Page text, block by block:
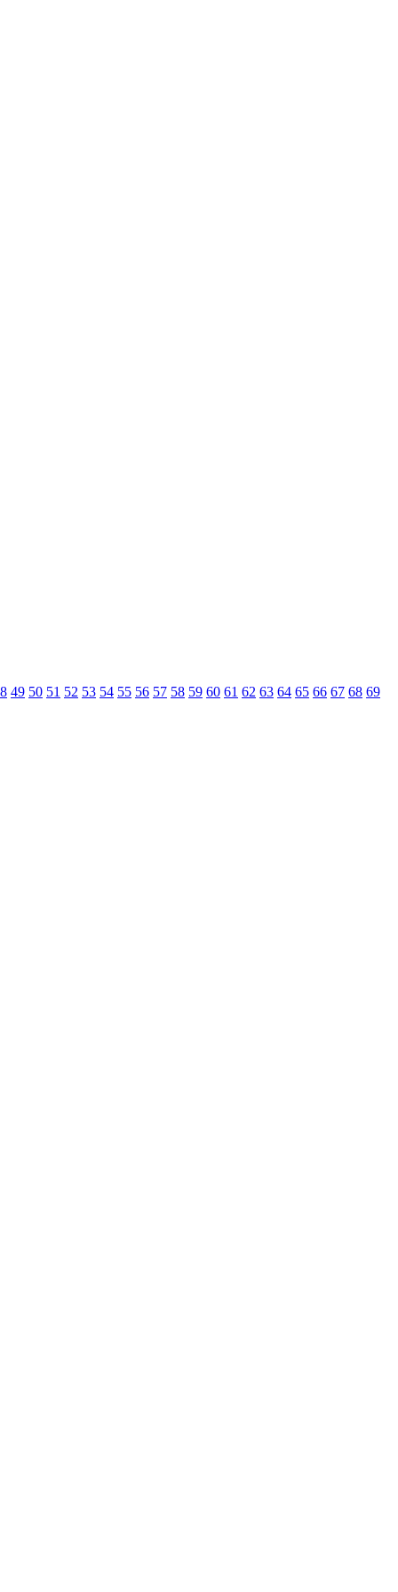
49 50 51 52 53 54 55 56 57 58 59 60 61 62 63 64 65 66 67 68 69